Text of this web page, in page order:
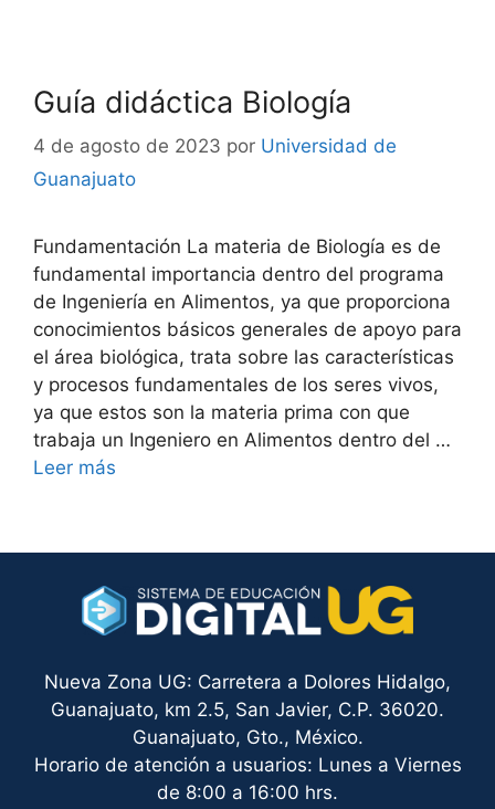
Guía didáctica Biología
4 de agosto de 2023 por Universidad de
Guanajuato
Fundamentación La materia de Biología es de
fundamental importancia dentro del programa
de Ingeniería en Alimentos, ya que proporciona
conocimientos básicos generales de apoyo para
el área biológica, trata sobre las características
y procesos fundamentales de los seres vivos,
ya que estos son la materia prima con que
trabaja un Ingeniero en Alimentos dentro del …
Leer más
Nueva Zona UG: Carretera a Dolores Hidalgo,
Guanajuato, km 2.5, San Javier, C.P. 36020.
Guanajuato, Gto., México.
Horario de atención a usuarios: Lunes a Viernes
de 8:00 a 16:00 hrs.